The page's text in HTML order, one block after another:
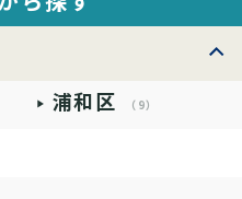
浦和区 （9）